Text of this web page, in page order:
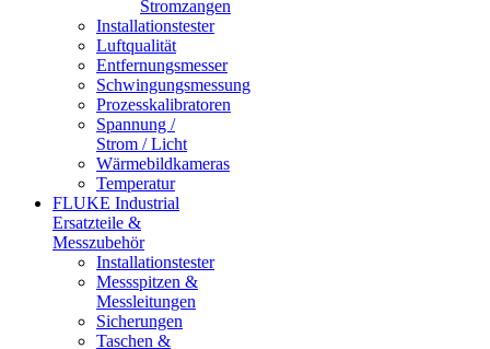
Stromzangen
Installationstester
Luftqualität
Entfernungsmesser
Schwingungsmessung
Prozesskalibratoren
Spannung /
Strom / Licht
Wärmebildkameras
Temperatur
FLUKE Industrial
Ersatzteile &
Messzubehör
Installationstester
Messspitzen &
Messleitungen
Sicherungen
Taschen &